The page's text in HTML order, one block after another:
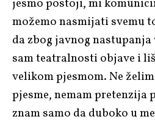
jesmo postoji, mi
možemo nasmijati svemu
da zbog javnog
sam teatralnosti objave i
velikom pjesmom. Ne
pjesme, nemam pretenzija
znam samo da duboko u